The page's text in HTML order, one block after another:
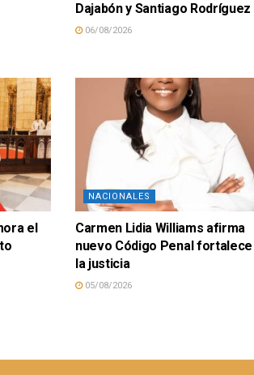
Dajabón y Santiago Rodríguez
06/08/2026
el
NACIONALES
Carmen Lidia Williams afirma
nuevo Código Penal fortalece
la justicia
05/08/2026